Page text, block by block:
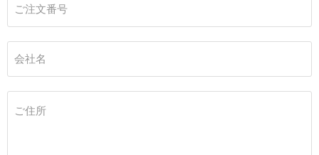
ご注文番号
会社名
ご住所